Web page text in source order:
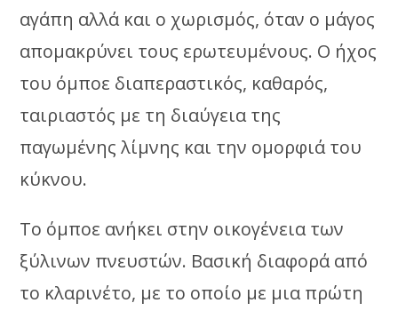
αγάπη αλλά και ο χωρισμός, όταν ο μάγος
απομακρύνει τους ερωτευμένους. Ο ήχος
του όμποε διαπεραστικός, καθαρός,
ταιριαστός με τη διαύγεια της
παγωμένης λίμνης και την ομορφιά του
κύκνου.
Το όμποε ανήκει στην οικογένεια των
ξύλινων πνευστών. Βασική διαφορά από
το κλαρινέτο, με το οποίο με μια πρώτη